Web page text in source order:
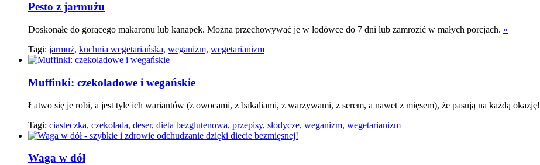
Pesto z jarmużu
Doskonałe do gorącego makaronu lub kanapek. Można przechowywać je w lodówce do 7 dni lub zamrozić w małych porcjach. »
Tagi: jarmuż, kuchnia wegetariańska, weganizm, wegetarianizm
Muffinki: czekoladowe i wegańskie
Łatwo się je robi, a jest tyle ich wariantów (z owocami, z bakaliami, z warzywami, z serem, a nawet z mięsem), że pasują na każdą okazję!
Tagi: ciasteczka, czekolada, deser, dieta bezglutenowa, przepisy, słodycze, weganizm, wegetarianizm
Waga w dół